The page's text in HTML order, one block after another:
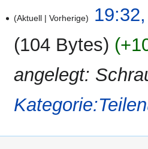
MärzAktuell Vorherige
104 Bytes
angelegt: